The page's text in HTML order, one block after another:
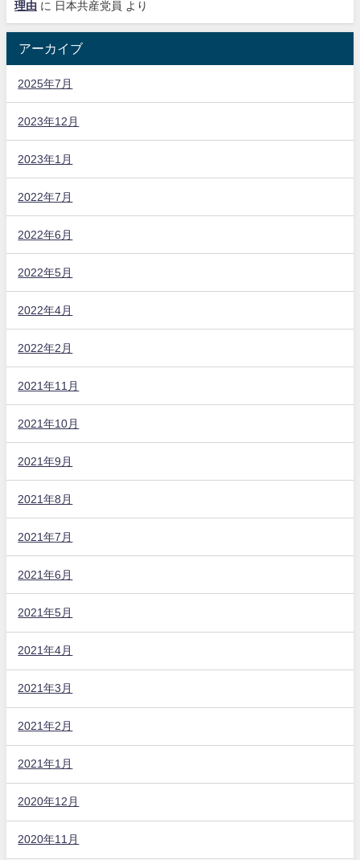
理由 に 日本共産党員 より
アーカイブ
2025年7月
2023年12月
2023年1月
2022年7月
2022年6月
2022年5月
2022年4月
2022年2月
2021年11月
2021年10月
2021年9月
2021年8月
2021年7月
2021年6月
2021年5月
2021年4月
2021年3月
2021年2月
2021年1月
2020年12月
2020年11月